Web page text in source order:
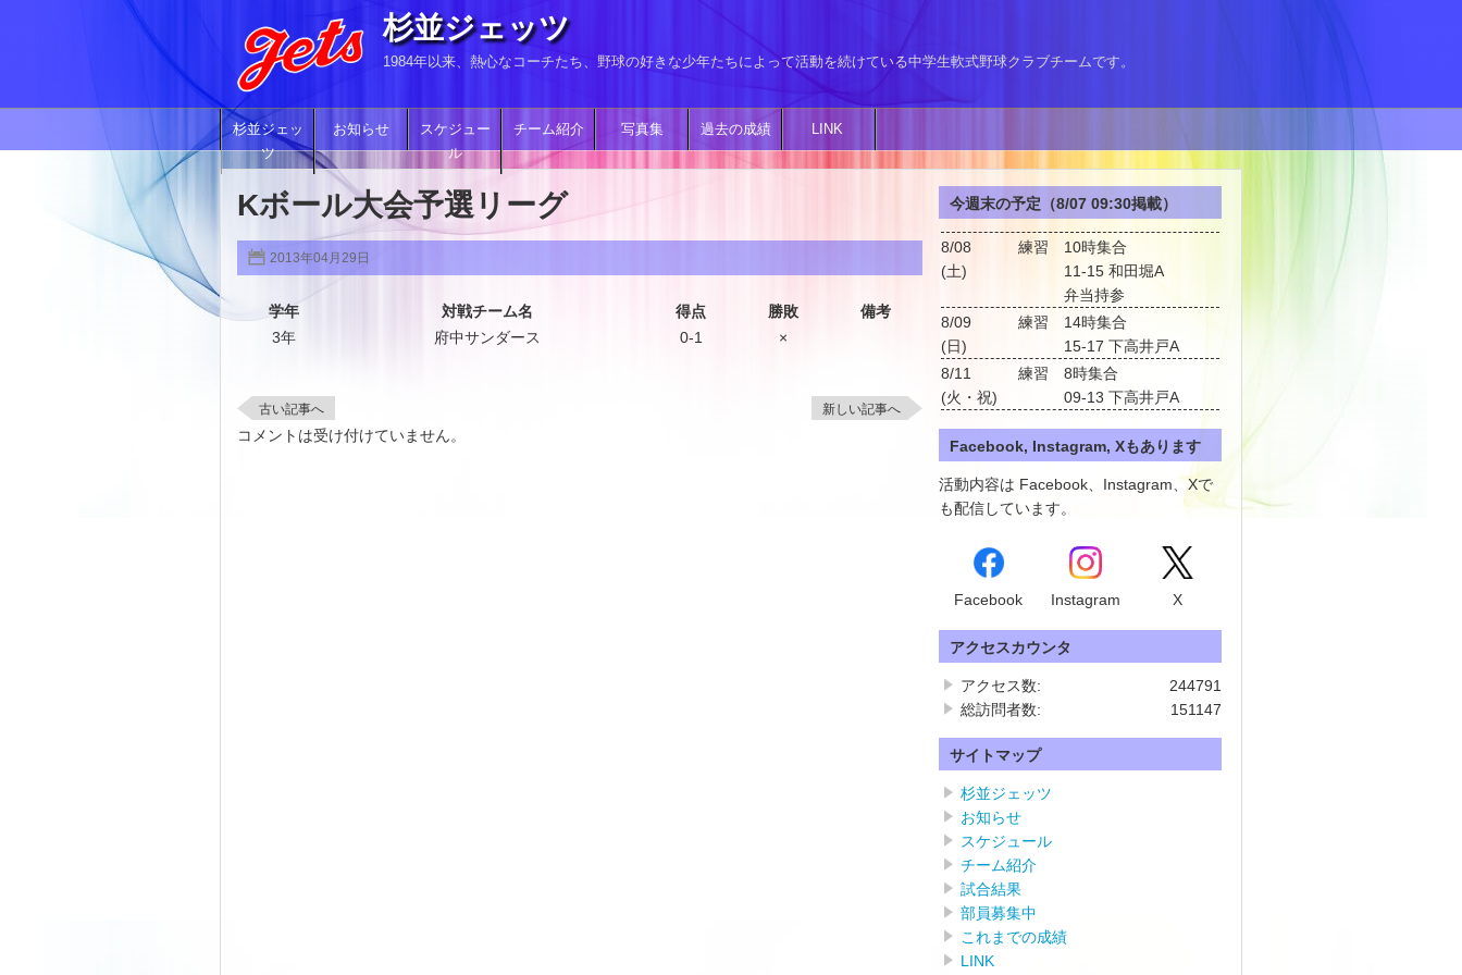
杉並ジェッツ
1984年以来、熱心なコーチたち、野球の好きな少年たちによって活動を続けている中学生軟式野球クラブチームです。
杉並ジェッ
ツ
お知らせ
スケジュー
ル
チーム紹介 写真集 過去の成績 LINK
Kボール大会予選リーグ
2013年04月29日
学年 対戦チーム名 得点 勝敗
備考
3年
府中サンダース 0-1 ×
古い記事へ 新しい記事へ
コメントは受け付けていません。
今週末の予定（8/07 09:30掲載）
8/08
(土)
練習
10時集合
11-15 和田堀A
弁当持参
8/09
(日)
練習
14時集合
15-17 下高井戸A
8/11
(火・祝)
練習
8時集合
09-13 下高井戸A
Facebook, Instagram, Xもあります
活動内容は Facebook、Instagram、Xで
も配信しています。
Facebook Instagram X
アクセスカウンタ
244791
アクセス数:
151147
総訪問者数:
サイトマップ
杉並ジェッツ
お知らせ
スケジュール
チーム紹介
試合結果
部員募集中
これまでの成績
LINK